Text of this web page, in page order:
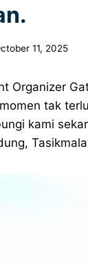
11, 2025
Organizer
tak
kami